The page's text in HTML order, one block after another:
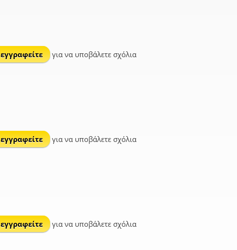
εγγραφείτε για να υποβάλετε σχόλια
εγγραφείτε για να υποβάλετε σχόλια
εγγραφείτε για να υποβάλετε σχόλια